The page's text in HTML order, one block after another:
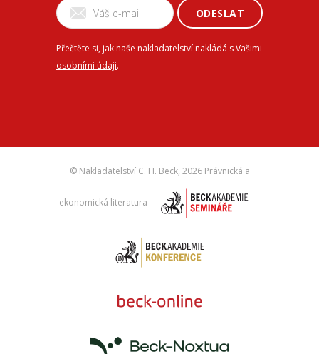
ODESLAT
Přečtěte si, jak naše nakladatelství nakládá s Vašimi
osobními údaji.
© Nakladatelství C. H. Beck, 2026 Právnická a
ekonomická literatura